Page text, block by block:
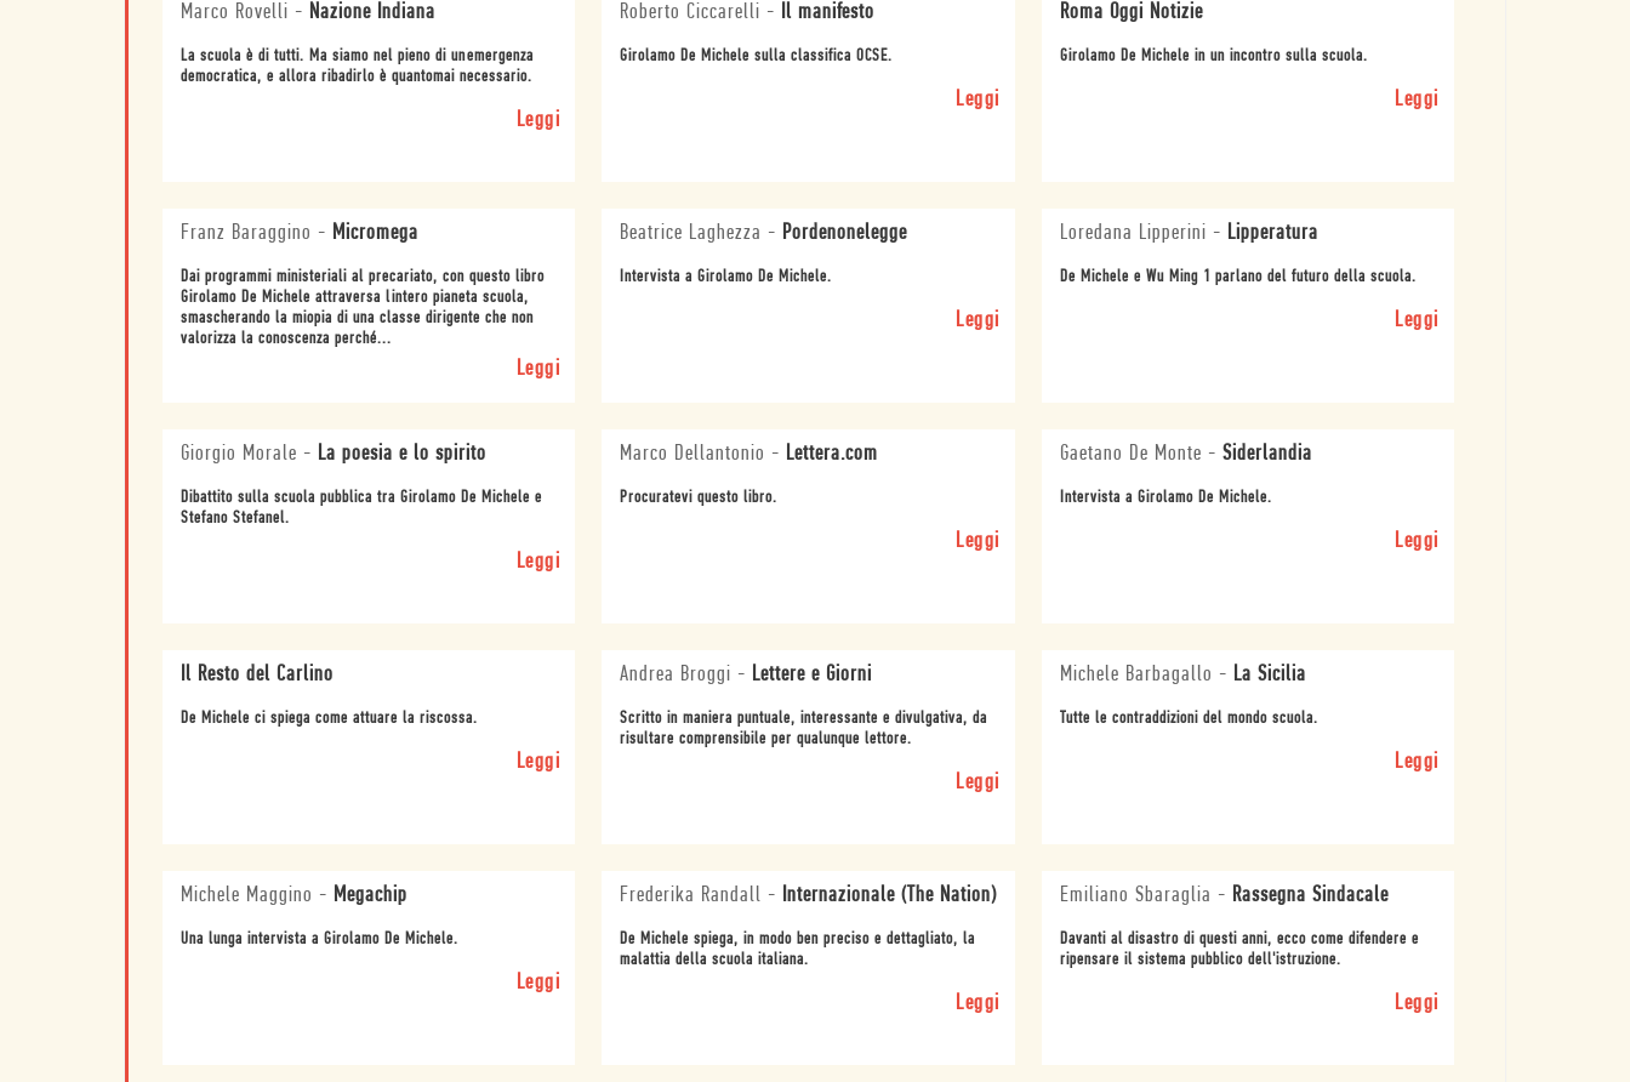
Marco Rovelli - Nazione Indiana
La scuola è di tutti. Ma siamo nel pieno di unemergenza
democratica, e allora ribadirlo è quantomai necessario.
Leggi
Roberto Ciccarelli - Il manifesto
Girolamo De Michele sulla classifica OCSE.
Leggi
Roma Oggi Notizie
Girolamo De Michele in un incontro sulla scuola.
Leggi
Franz Baraggino - Micromega
Dai programmi ministeriali al precariato, con questo libro
Girolamo De Michele attraversa lintero pianeta scuola,
smascherando la miopia di una classe dirigente che non
valorizza la conoscenza perché...
Leggi
Beatrice Laghezza - Pordenonelegge
Intervista a Girolamo De Michele.
Leggi
Loredana Lipperini - Lipperatura
De Michele e Wu Ming 1 parlano del futuro della scuola.
Leggi
Giorgio Morale - La poesia e lo spirito
Dibattito sulla scuola pubblica tra Girolamo De Michele e
Stefano Stefanel.
Leggi
Marco Dellantonio - Lettera.com
Procuratevi questo libro.
Leggi
Gaetano De Monte - Siderlandia
Intervista a Girolamo De Michele.
Leggi
Il Resto del Carlino
De Michele ci spiega come attuare la riscossa.
Leggi
Andrea Broggi - Lettere e Giorni
Scritto in maniera puntuale, interessante e divulgativa, da
risultare comprensibile per qualunque lettore.
Leggi
Michele Barbagallo - La Sicilia
Tutte le contraddizioni del mondo scuola.
Leggi
Michele Maggino - Megachip
Una lunga intervista a Girolamo De Michele.
Leggi
Frederika Randall - Internazionale (The Nation)
De Michele spiega, in modo ben preciso e dettagliato, la
malattia della scuola italiana.
Leggi
Emiliano Sbaraglia - Rassegna Sindacale
Davanti al disastro di questi anni, ecco come difendere e
ripensare il sistema pubblico dell'istruzione.
Leggi